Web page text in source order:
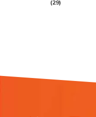
(29)